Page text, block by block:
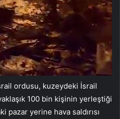
ordusu, kuzeydeki İsrail
100 bin kişinin yerleştiği
pazar yerine hava saldırısı